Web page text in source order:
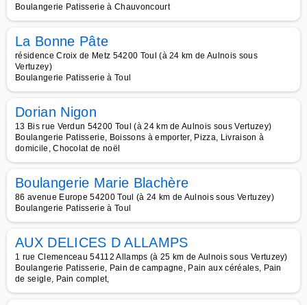
Boulangerie Patisserie à Chauvoncourt
La Bonne Pâte
résidence Croix de Metz 54200 Toul (à 24 km de Aulnois sous
Vertuzey)
Boulangerie Patisserie à Toul
Dorian Nigon
13 Bis rue Verdun 54200 Toul (à 24 km de Aulnois sous Vertuzey)
Boulangerie Patisserie, Boissons à emporter, Pizza, Livraison à
domicile, Chocolat de noël
Boulangerie Marie Blachère
86 avenue Europe 54200 Toul (à 24 km de Aulnois sous Vertuzey)
Boulangerie Patisserie à Toul
AUX DELICES D ALLAMPS
1 rue Clemenceau 54112 Allamps (à 25 km de Aulnois sous Vertuzey)
Boulangerie Patisserie, Pain de campagne, Pain aux céréales, Pain
de seigle, Pain complet,